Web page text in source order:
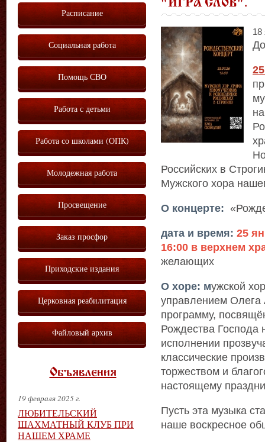
"ИГРА СЛОВ".
18
Российских в
Мужского хора
О концерте:
дата и время: 25
16:00 в верхнем
желающих
О хоре: мужской
управлением Олега
программу,
Рождества Господа
исполнении
классические
торжеством и
настоящему
Пусть эта музыка
наше воскресное
Расписание
Социальная работа
Помощь СВО
Работа с детьми
Работа со школами (ОПК)
Молодежная работа
Просвещение
Заказ просфор
Приходские издания
Церковная реабилитация
Файловый архив
Объявления
19 февраля 2025 г.
ЛЮБИТЕЛЬСКИЙ
ШАХМАТНЫЙ КЛУБ ПРИ
НАШЕМ ХРАМЕ